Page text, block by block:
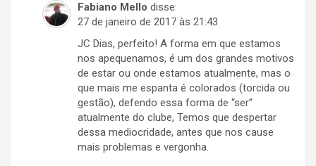
Fabiano Mello disse:
27 de janeiro de 2017 às 21:43
JC Dias, perfeito! A forma em que estamos
nos apequenamos, é um dos grandes motivos
de estar ou onde estamos atualmente, mas o
que mais me espanta é colorados (torcida ou
gestão), defendo essa forma de “ser”
atualmente do clube, Temos que despertar
dessa mediocridade, antes que nos cause
mais problemas e vergonha.